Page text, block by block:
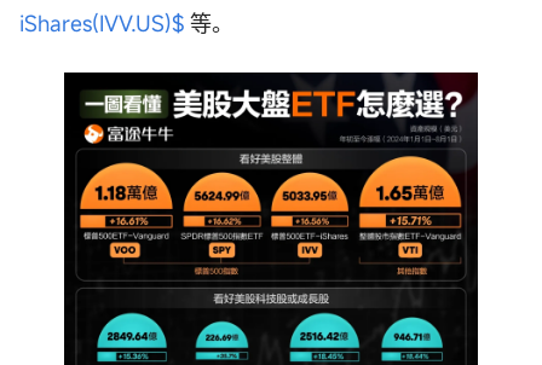
iShares(IVV.US)$ 等。